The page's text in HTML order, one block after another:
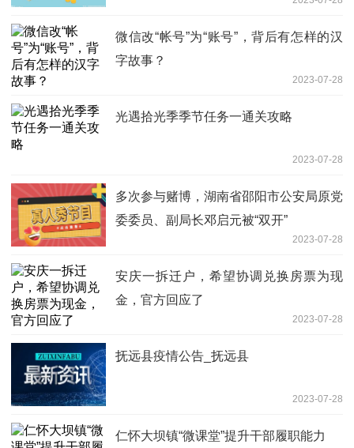
微信改“帐号”为“账号”，背后有怎样的汉
字故事？
2023-07-28
光遇拾光季季节任务一通关攻略
2023-07-28
多次参与赌博，湖南省邵阳市公安局原党
委委员、副局长邓启元被“双开”
2023-07-28
安庆一拆迁户，希望协调兑换房票为现
金，官方回应了
2023-07-28
抚远县疫情公告_抚远县
2023-07-28
仁怀大坝镇“微课堂”提升干部履职能力